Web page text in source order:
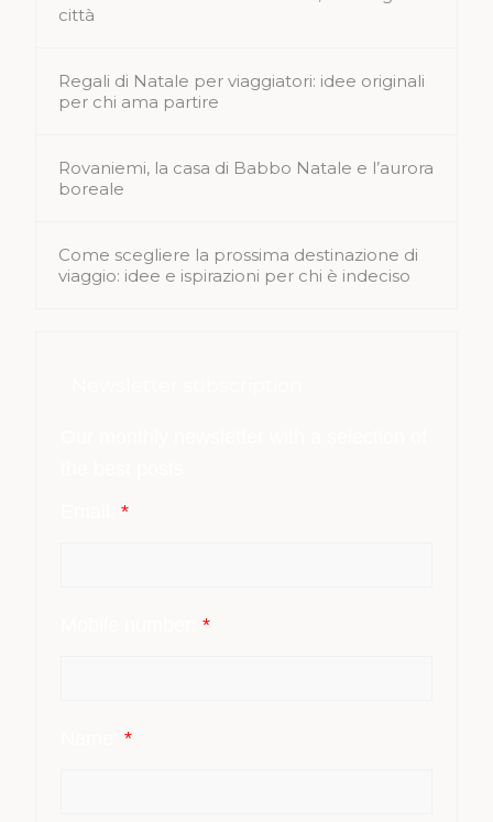
città
Regali di Natale per viaggiatori: idee originali
per chi ama partire
Rovaniemi, la casa di Babbo Natale e l’aurora
boreale
Come scegliere la prossima destinazione di
viaggio: idee e ispirazioni per chi è indeciso
Email:*
Mobile number:*
Name:*